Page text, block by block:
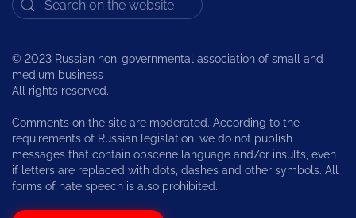
© 2023 Russian non-governmental association of small and
medium business
All rights reserved.
Comments on the site are moderated. According to the
requirements of Russian legislation, we do not publish
messages that contain obscene language and/or insults, even
if letters are replaced with dots, dashes and other symbols. All
forms of hate speech is also prohibited.